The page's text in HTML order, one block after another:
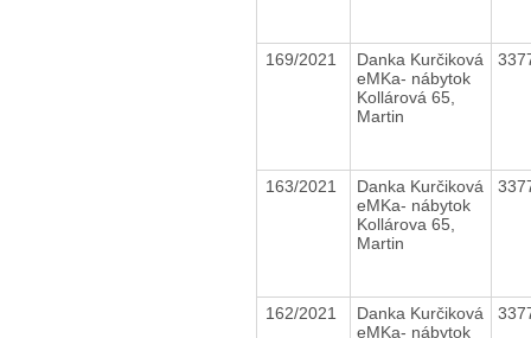
169/2021
Danka Kurčiková
eMKa- nábytok
Kollárová 65,
Martin
163/2021
Danka Kurčiková
eMKa- nábytok
Kollárova 65,
Martin
162/2021
Danka Kurčiková
eMKa- nábytok